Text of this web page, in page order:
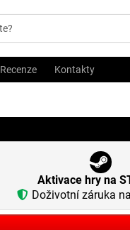
Recenze Kontakty
Aktivace hry na
Doživotní záruka